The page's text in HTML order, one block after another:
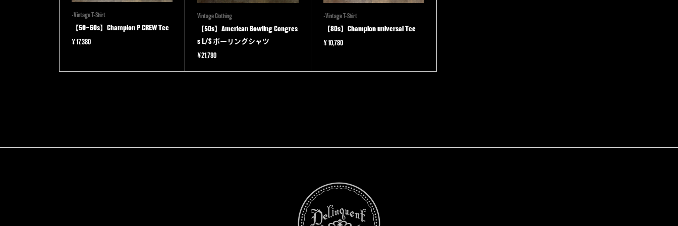
-Vintage T-Shirt
【50~60s】Champion P CREW Tee
¥17,380
Vintage Clothing
【50s】American Bowling Congres
s L/S ボーリングシャツ
¥21,780
-Vintage T-Shirt
【80s】Champion universal Tee
¥10,780